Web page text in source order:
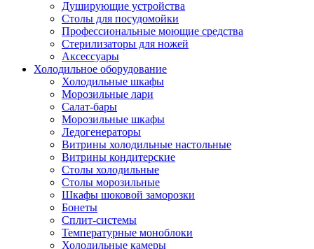
Душирующие устройства
Столы для посудомойки
Профессиональные моющие средства
Стерилизаторы для ножей
Аксессуары
Холодильное оборудование
Холодильные шкафы
Морозильные лари
Салат-бары
Морозильные шкафы
Ледогенераторы
Витрины холодильные настольные
Витрины кондитерские
Столы холодильные
Столы морозильные
Шкафы шоковой заморозки
Бонеты
Сплит-системы
Температурные моноблоки
Холодильные камеры